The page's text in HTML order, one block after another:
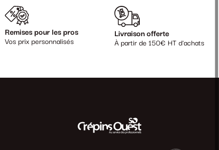
Remises pour les pros
Vos prix personnalisés
Livraison offerte
À partir de 150€ HT d'achats